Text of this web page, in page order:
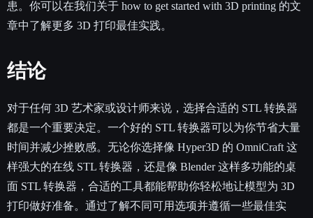
患。你可以在我们关于 how to get started with 3D printing 的文
章中了解更多 3D 打印最佳实践。
结论
对于任何 3D 艺术家或设计师来说，选择合适的 STL 转换器
都是一个重要决定。一个好的 STL 转换器可以为你节省大量
时间并减少挫败感。无论你选择像 Hyper3D 的 OmniCraft 这
样强大的在线 STL 转换器，还是像 Blender 这样多功能的桌
面 STL 转换器，合适的工具都能帮助你轻松地让模型为 3D
打印做好准备。通过了解不同可用选项并遵循一些最佳实